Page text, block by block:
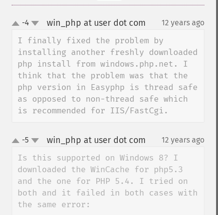
up-4 win_php at user dot com 12 years ago
I finally fixed the problem by
installing another freshly downloaded
php install from windows.php.net. I
think that the problem was that the
php version in Easyphp is thread safe
as opposed to non-thread safe which
is recommended for IIS/FastCgi.
up-5 win_php at user dot com 12 years ago
Is this supported on Windows 8? I
downloaded the WinCache for php5.3
and the one for PHP 5.4. I tried on
both and it failed in both cases with
the same error: